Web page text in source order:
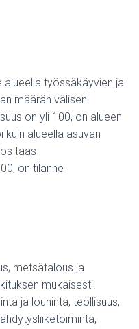
työssäkäyvien ja
määrän välisen
on yli 100, on alueen
alueella asuvan
taas
on tilanne
metsätalous ja
mukaisesti.
ja louhinta, teollisuus,